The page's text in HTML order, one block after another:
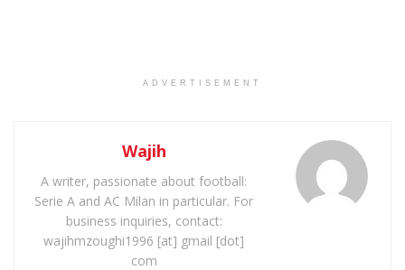
ADVERTISEMENT
Wajih
A writer, passionate about football:
Serie A and AC Milan in particular. For
business inquiries, contact:
wajihmzoughi1996 [at] gmail [dot]
com